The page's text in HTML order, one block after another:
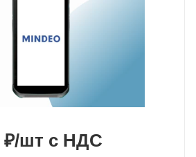
₽/шт с НДС